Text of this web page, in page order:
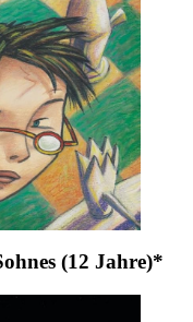
(12 Jahre)*